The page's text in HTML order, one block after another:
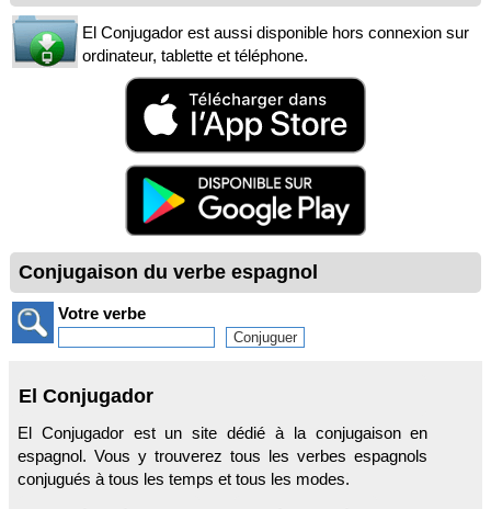
El Conjugador est aussi disponible hors connexion sur
ordinateur, tablette et téléphone.
Conjugaison du verbe espagnol
Votre verbe
El Conjugador
El Conjugador est un site dédié à la conjugaison en
espagnol. Vous y trouverez tous les verbes espagnols
conjugués à tous les temps et tous les modes.